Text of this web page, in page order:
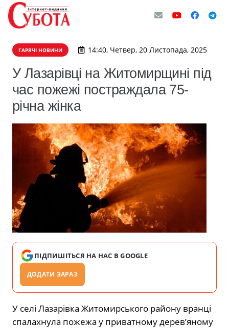
ГАРЯЧІ НОВИНИ 14:40, Четвер, 20 Листопада, 2025
У Лазарівці на Житомирщині під
час пожежі постраждала 75-
річна жінка
ПІДПИШІТЬСЯ НА НАС В GOOGLE
ДОДАТИ ЗАРАЗ
У селі Лазарівка Житомирського району вранці
спалахнула пожежа у приватному дерев’яному